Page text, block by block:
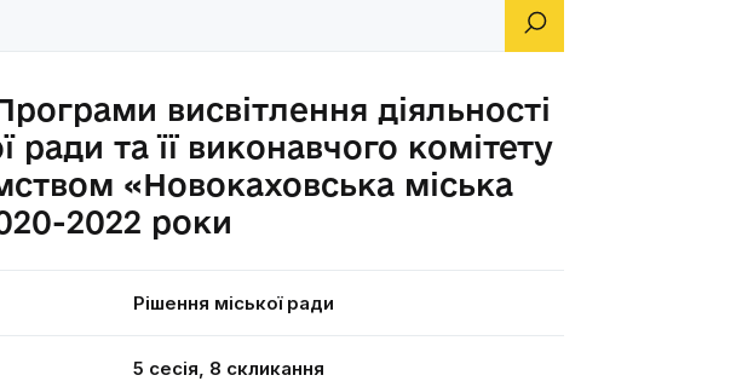
висвітлення діяльності
ради та її виконавчого комітету
«Новокаховська міська
2022 роки
Рішення міської ради
5 сесія, 8 скликання